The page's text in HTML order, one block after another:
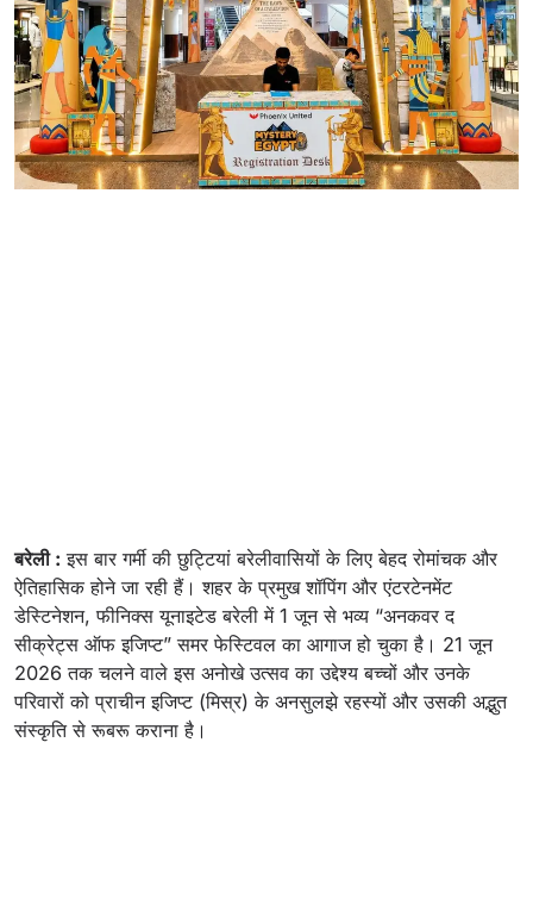
बरेली : इस बार गर्मी की छुट्टियां बरेलीवासियों के लिए बेहद रोमांचक और
ऐतिहासिक होने जा रही हैं। शहर के प्रमुख शॉपिंग और एंटरटेनमेंट
डेस्टिनेशन, फीनिक्स यूनाइटेड बरेली में 1 जून से भव्य “अनकवर द
सीक्रेट्स ऑफ इजिप्ट” समर फेस्टिवल का आगाज हो चुका है। 21 जून
2026 तक चलने वाले इस अनोखे उत्सव का उद्देश्य बच्चों और उनके
परिवारों को प्राचीन इजिप्ट (मिस्र) के अनसुलझे रहस्यों और उसकी अद्भुत
संस्कृति से रूबरू कराना है।